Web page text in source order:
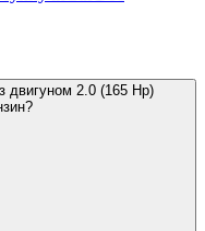
двигуном 2.0 (165 Hp)